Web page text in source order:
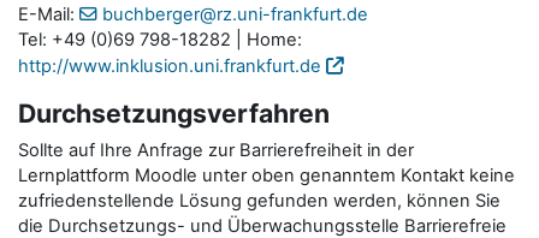
E-Mail:
buchberger@rz.uni-frankfurt.de
Tel: +49 (0)69 798-18282 | Home:
http://www.inklusion.uni.frankfurt.de
Durchsetzungsverfahren
Sollte auf Ihre Anfrage zur Barrierefreiheit in der
Lernplattform Moodle unter oben genanntem Kontakt keine
zufriedenstellende Lösung gefunden werden, können Sie
die Durchsetzungs- und Überwachungsstelle Barrierefreie